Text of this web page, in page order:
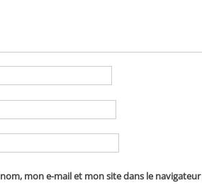
mon e-mail et mon site dans le